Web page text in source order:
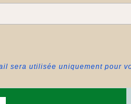
sera utilisée uniquement pour